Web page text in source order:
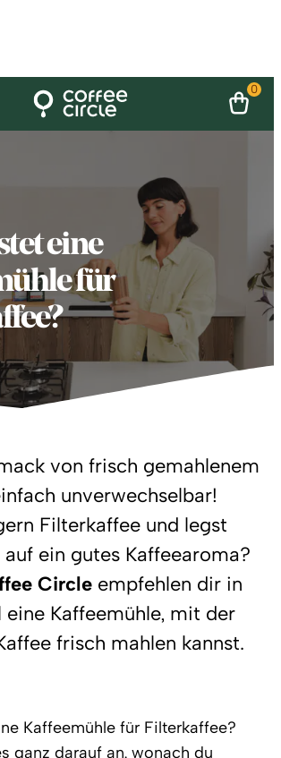
0
eine
für
von frisch gemahlenem
unverwechselbar!
Filterkaffee und legst
ein gutes Kaffeearoma?
Circle empfehlen dir in
eine Kaffeemühle, mit der
frisch mahlen kannst.
Kaffeemühle für Filterkaffee?
ganz darauf an, wonach du